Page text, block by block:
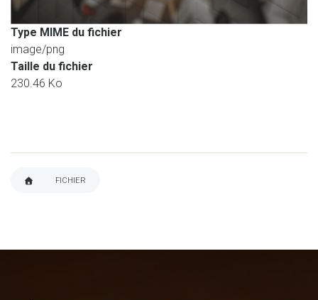
Type MIME du fichier
image/png
Taille du fichier
230.46 Ko
FICHIER